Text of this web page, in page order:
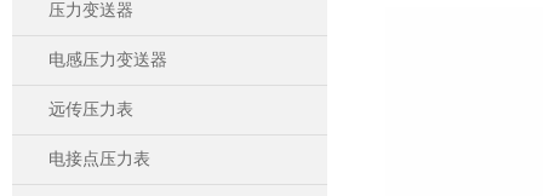
压力变送器
电感压力变送器
远传压力表
电接点压力表